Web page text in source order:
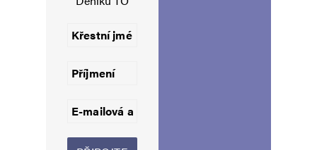
Uložit do prohlížeče jméno, e-mail a webovou stránku pro budoucí
Informujte mě o nových komentářích e-mailem.
Alternative: